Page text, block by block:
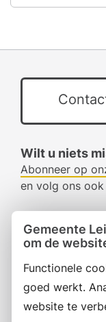
Gemeente
om de
Functionele
goed werkt.
website te
Wilt u niets
Abonneer op
en volg ons
Facebook
RSS
LinkedIn